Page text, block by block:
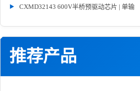
CXMD32143 600V半桥预驱动芯片 | 单输
推荐产品